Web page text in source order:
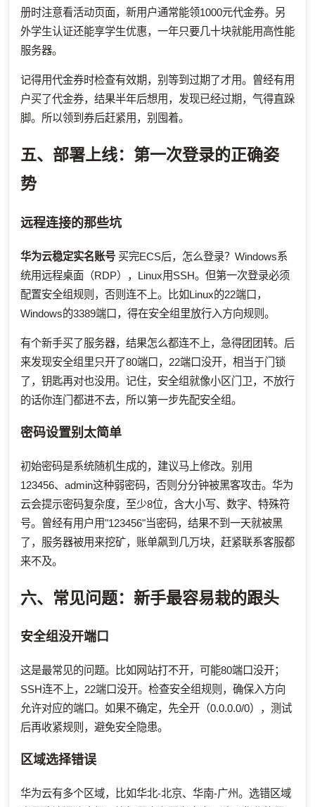
册时注意看活动页面，新用户通常能领1000元代金券。另
外学生认证还能享学生优惠，一年只要几十块就能用高性能
服务器。
记得用代金券时检查有效期，别等到过期了才用。曾经有用
户买了代金券，结果半年后想用，发现已经过期，气得直跺
脚。所以领到券后赶紧用，别囤着。
五、部署上线：第一次登录的正确姿
势
远程连接的那些坑
华为云稳定实名账号 买完ECS后，怎么登录？Windows系
统用远程桌面（RDP），Linux用SSH。但第一次登录必须
配置安全组规则，否则连不上。比如Linux的22端口，
Windows的3389端口，得在安全组里放行入方向规则。
有个新手买了服务器，结果怎么都连不上，急得团团转。后
来发现安全组里只开了80端口，22端口没开，相当于门锁
了，钥匙再对也没用。记住，安全组就像小区门卫，不放行
的话你连门都进不去，所以第一步先配安全组。
密码设置别太简单
初始密码是系统随机生成的，建议马上修改。别用
123456、admin这种弱密码，否则分分钟被黑客攻击。华为
云会提示密码复杂度，至少8位，含大小写、数字、特殊符
号。曾经有用户用"123456"当密码，结果不到一天就被黑
了，服务器被用来挖矿，账单飙到几万块，赶紧联系客服都
来不及。
六、常见问题：新手最容易栽的跟头
安全组没开端口
这是最常见的问题。比如网站打不开，可能80端口没开；
SSH连不上，22端口没开。检查安全组规则，确保入方向
允许对应的端口。如果不确定，先全开（0.0.0.0/0），测试
后再收紧规则，避免安全隐患。
区域选择错误
华为云有多个区域，比如华北-北京、华南-广州。选错区域